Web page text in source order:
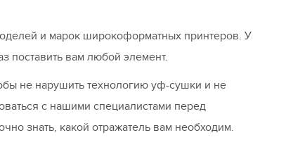
и марок широкоформатных принтеров. У
поставить вам любой элемент.
не нарушить технологию уф-сушки и не
с нашими специалистами перед
знать, какой отражатель вам необходим.